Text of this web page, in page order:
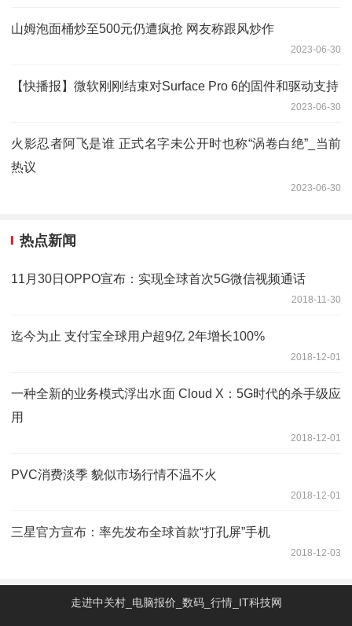
山姆泡面桶炒至500元仍遭疯抢 网友称跟风炒作
2023-06-30
【快播报】微软刚刚结束对Surface Pro 6的固件和驱动支持
2023-06-30
火影忍者阿飞是谁 正式名字未公开时也称“涡卷白绝”_当前
热议
2023-06-30
热点新闻
11月30日OPPO宣布：实现全球首次5G微信视频通话
2018-11-30
迄今为止 支付宝全球用户超9亿 2年增长100%
2018-12-01
一种全新的业务模式浮出水面 Cloud X：5G时代的杀手级应
用
2018-12-01
PVC消费淡季 貌似市场行情不温不火
2018-12-01
三星官方宣布：率先发布全球首款“打孔屏”手机
2018-12-03
走进中关村_电脑报价_数码_行情_IT科技网